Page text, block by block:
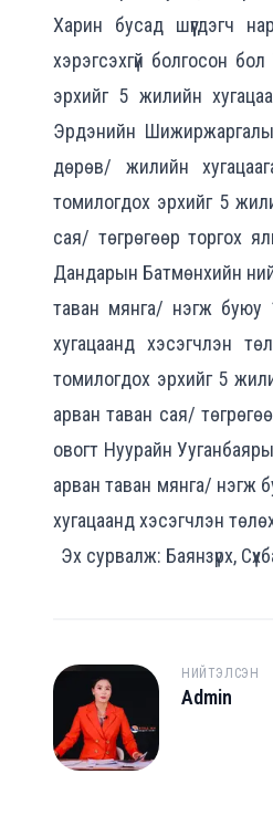
Харин бусад шүүгдэгч
хэрэгсэхгүй болгосон
эрхийг 5 жилийн
Эрдэнийн
дөрөв/ жилийн
томилогдох эрхийг 5
сая/ төгрөгөөр торгох
Дандарын Батмөнхийн
таван мянга/ нэгж буюу
хугацаанд хэсэгчлэн
томилогдох эрхийг 5
арван таван сая/
овогт Нуурайн
арван таван мянга/ нэгж
хугацаанд хэсэгчлэн
Эх сурвалж: Баянзүрх,
A
НИЙТЭЛСЭН
Admin